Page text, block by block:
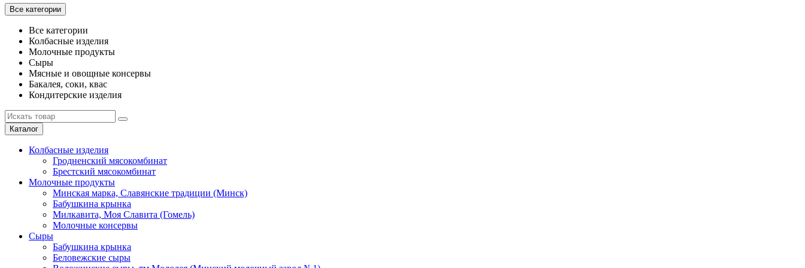
Все категории
Все категории
Колбасные изделия
Молочные продукты
Сыры
Мясные и овощные консервы
Бакалея, соки, квас
Кондитерские изделия
Каталог
Колбасные изделия
Гродненский мясокомбинат
Брестский мясокомбинат
Молочные продукты
Минская марка, Славянские традиции (Минск)
Бабушкина крынка
Милкавита, Моя Славита (Гомель)
Молочные консервы
Сыры
Бабушкина крынка
Беловежские сыры